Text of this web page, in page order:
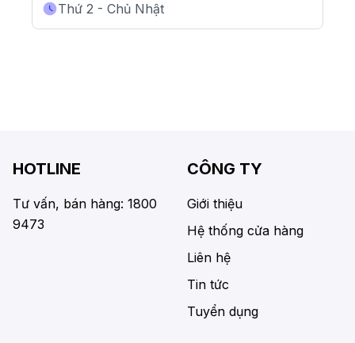
Thứ 2 - Chủ Nhật
HOTLINE
Tư vấn, bán hàng: 1800
9473
CÔNG TY
Giới thiệu
Hệ thống cửa hàng
Liên hệ
Tin tức
Tuyển dụng